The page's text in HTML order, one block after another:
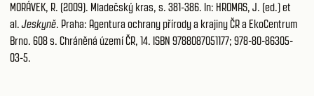
MORÁVEK, R. (2009). Mladečský kras, s. 381-386. In: HROMAS, J. (ed.) et
al.Jeskyně. Praha: Agentura ochrany přírody a krajiny ČR a EkoCentrum
Brno. 608 s. Chráněná území ČR, 14. ISBN 9788087051177; 978-80-86305-
03-5.